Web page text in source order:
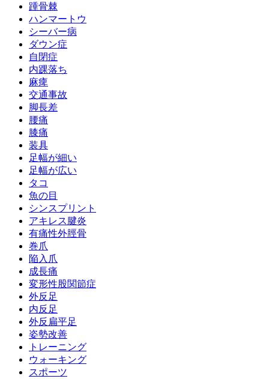
踵骨棘
ハンマートウ
シーバー病
ダウン症
自閉症
内踝落ち
麻痺
交通事故
脚長差
腰痛
膝痛
装具
足幅が細い
足幅が広い
タコ
魚の目
シンスプリント
アキレス腱炎
有痛性外脛骨
巻爪
陥入爪
成長痛
変形性股関節症
外反足
内反足
外反扁平足
姿勢改善
トレーニング
ウォーキング
スポーツ